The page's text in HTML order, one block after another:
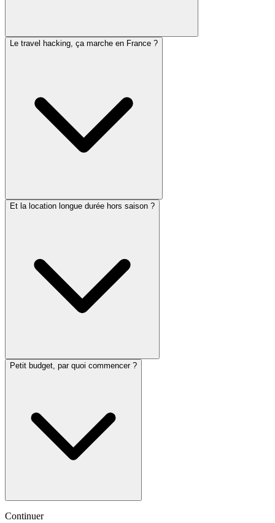
Le travel hacking, ça marche en France ?
Et la location longue durée hors saison ?
Petit budget, par quoi commencer ?
Continuer